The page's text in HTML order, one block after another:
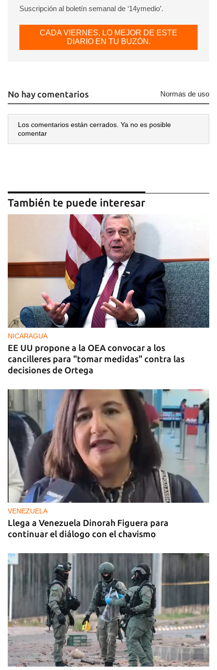
Suscripción al boletín semanal de ‘14ymedio’.
CADA VIERNES, LO MEJOR DE ESTE
DIARIO EN TU BUZÓN.
No hay comentarios Normas de uso
Los comentarios están cerrados. Ya no es posible
comentar
También te puede interesar
NICARAGUA
EE UU propone a la OEA convocar a los
cancilleres para "tomar medidas" contra las
decisiones de Ortega
VENEZUELA
Llega a Venezuela Dinorah Figuera para
continuar el diálogo con el chavismo